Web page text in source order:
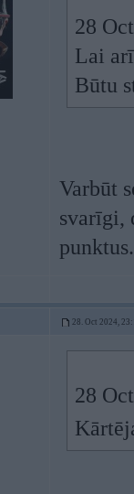
28
Lai
Būtu
Varbūt
svarīgi,
28. Oct 2024,
28